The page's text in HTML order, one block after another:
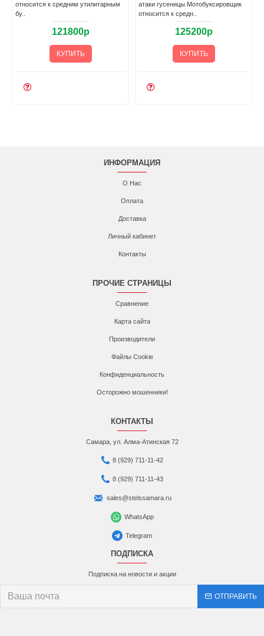
относится к средним утилитарным
бу..
121800р
КУПИТЬ
атаки гусеницы.Мотобуксировщик
относится к средн..
125200р
КУПИТЬ
ИНФОРМАЦИЯ
О Нас
Оплата
Доставка
Личный кабинет
Контакты
ПРОЧИЕ СТРАНИЦЫ
Сравнение
Карта сайта
Производители
Файлы Cookie
Конфиденциальность
Осторожно мошенники!
КОНТАКТЫ
Самара, ул. Алма-Атинская 72
8 (929) 711-11-42
8 (929) 711-11-43
sales@stelssamara.ru
WhatsApp
Telegram
ПОДПИСКА
Подписка на новости и акции
ОТПРАВИТЬ